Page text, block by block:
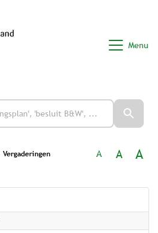
Menu
Vergaderingen A A A